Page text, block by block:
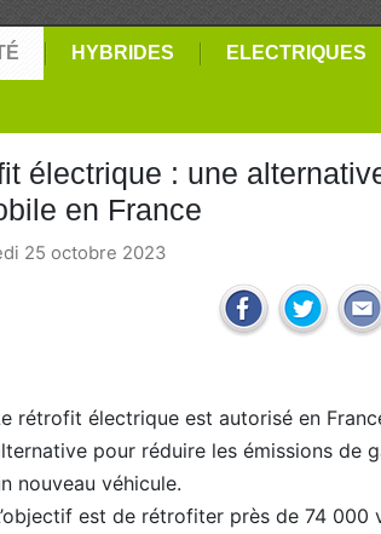
HYBRIDES ELECTRIQUES
électrique : une
en France
25 octobre 2023
rétrofit électrique est autorisé en
pour réduire les émissions de
nouveau véhicule.
est de rétrofiter près de 74